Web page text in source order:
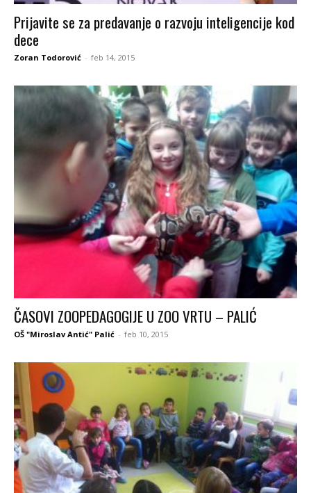
Prijavite se za predavanje o razvoju inteligencije kod
dece
Zoran Todorović - feb 14, 2015
ČASOVI ZOOPEDAGOGIJE U ZOO VRTU – PALIĆ
OŠ "Miroslav Antić" Palić - feb 10, 2015